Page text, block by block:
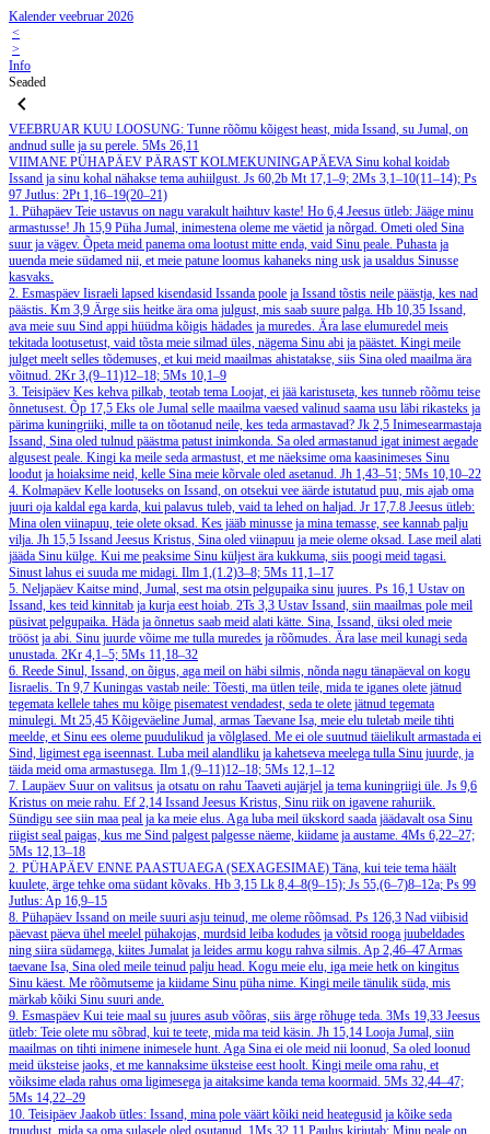
Kalender veebruar 2026
<
>
Info
Seaded
VEEBRUAR KUU LOOSUNG: Tunne rõõmu kõigest heast, mida Issand, su Jumal, on
andnud sulle ja su perele. 5Ms 26,11
VIIMANE PÜHAPÄEV PÄRAST KOLMEKUNINGAPÄEVASinu kohal koidab
Issand ja sinu kohal nähakse tema auhiilgust. Js 60,2b Mt 17,1–9; 2Ms 3,1–10(11–14); Ps
97 Jutlus: 2Pt 1,16–19(20–21)
1. Pühapäev Teie ustavus on nagu varakult haihtuv kaste! Ho 6,4 Jeesus ütleb: Jääge minu
armastusse! Jh 15,9 Püha Jumal, inimestena oleme me väetid ja nõrgad. Ometi oled Sina
suur ja vägev. Õpeta meid panema oma lootust mitte enda, vaid Sinu peale. Puhasta ja
uuenda meie südamed nii, et meie patune loomus kahaneks ning usk ja usaldus Sinusse
kasvaks.
2. Esmaspäev Iisraeli lapsed kisendasid Issanda poole ja Issand tõstis neile päästja, kes nad
päästis. Km 3,9 Ärge siis heitke ära oma julgust, mis saab suure palga. Hb 10,35 Issand,
ava meie suu Sind appi hüüdma kõigis hädades ja muredes. Ära lase elumuredel meis
tekitada lootusetust, vaid tõsta meie silmad üles, nägema Sinu abi ja päästet. Kingi meile
julget meelt selles tõdemuses, et kui meid maailmas ahistatakse, siis Sina oled maailma ära
võitnud. 2Kr 3,(9–11)12–18; 5Ms 10,1–9
3. Teisipäev Kes kehva pilkab, teotab tema Loojat, ei jää karistuseta, kes tunneb rõõmu teise
õnnetusest. Õp 17,5 Eks ole Jumal selle maailma vaesed valinud saama usu läbi rikasteks ja
pärima kuningriiki, mille ta on tõotanud neile, kes teda armastavad? Jk 2,5 Inimesearmastaja
Issand, Sina oled tulnud päästma patust inimkonda. Sa oled armastanud igat inimest aegade
algusest peale. Kingi ka meile seda armastust, et me näeksime oma kaasinimeses Sinu
loodut ja hoiaksime neid, kelle Sina meie kõrvale oled asetanud. Jh 1,43–51; 5Ms 10,10–22
4. Kolmapäev Kelle lootuseks on Issand, on otsekui vee äärde istutatud puu, mis ajab oma
juuri oja kaldal ega karda, kui palavus tuleb, vaid ta lehed on haljad. Jr 17,7.8 Jeesus ütleb:
Mina olen viinapuu, teie olete oksad. Kes jääb minusse ja mina temasse, see kannab palju
vilja. Jh 15,5 Issand Jeesus Kristus, Sina oled viinapuu ja meie oleme oksad. Lase meil alati
jääda Sinu külge. Kui me peaksime Sinu küljest ära kukkuma, siis poogi meid tagasi.
Sinust lahus ei suuda me midagi. Ilm 1,(1.2)3–8; 5Ms 11,1–17
5. Neljapäev Kaitse mind, Jumal, sest ma otsin pelgupaika sinu juures. Ps 16,1 Ustav on
Issand, kes teid kinnitab ja kurja eest hoiab. 2Ts 3,3 Ustav Issand, siin maailmas pole meil
püsivat pelgupaika. Häda ja õnnetus saab meid alati kätte. Sina, Issand, üksi oled meie
trööst ja abi. Sinu juurde võime me tulla muredes ja rõõmudes. Ära lase meil kunagi seda
unustada. 2Kr 4,1–5; 5Ms 11,18–32
6. Reede Sinul, Issand, on õigus, aga meil on häbi silmis, nõnda nagu tänapäeval on kogu
Iisraelis. Tn 9,7 Kuningas vastab neile: Tõesti, ma ütlen teile, mida te iganes olete jätnud
tegemata kellele tahes mu kõige pisematest vendadest, seda te olete jätnud tegemata
minulegi. Mt 25,45 Kõigeväeline Jumal, armas Taevane Isa, meie elu tuletab meile tihti
meelde, et Sinu ees oleme puudulikud ja võlglased. Me ei ole suutnud täielikult armastada ei
Sind, ligimest ega iseennast. Luba meil alandliku ja kahetseva meelega tulla Sinu juurde, ja
täida meid oma armastusega. Ilm 1,(9–11)12–18; 5Ms 12,1–12
7. Laupäev Suur on valitsus ja otsatu on rahu Taaveti aujärjel ja tema kuningriigi üle. Js 9,6
Kristus on meie rahu. Ef 2,14 Issand Jeesus Kristus, Sinu riik on igavene rahuriik.
Sündigu see siin maa peal ja ka meie elus. Aga luba meil ükskord saada jäädavalt osa Sinu
riigist seal paigas, kus me Sind palgest palgesse näeme, kiidame ja austame. 4Ms 6,22–27;
5Ms 12,13–18
2. PÜHAPÄEV ENNE PAASTUAEGA (SEXAGESIMAE) Täna, kui teie tema häält
kuulete, ärge tehke oma südant kõvaks. Hb 3,15 Lk 8,4–8(9–15); Js 55,(6–7)8–12a; Ps 99
Jutlus: Ap 16,9–15
8. Pühapäev Issand on meile suuri asju teinud, me oleme rõõmsad. Ps 126,3 Nad viibisid
päevast päeva ühel meelel pühakojas, murdsid leiba kodudes ja võtsid rooga juubeldades
ning siira südamega, kiites Jumalat ja leides armu kogu rahva silmis. Ap 2,46–47Armas
taevane Isa, Sina oled meile teinud palju head. Kogu meie elu, iga meie hetk on kingitus
Sinu käest. Me rõõmutseme ja kiidame Sinu püha nime. Kingi meile tänulik süda, mis
märkab kõiki Sinu suuri ande.
9. Esmaspäev Kui teie maal su juures asub võõras, siis ärge rõhuge teda. 3Ms 19,33 Jeesus
ütleb: Teie olete mu sõbrad, kui te teete, mida ma teid käsin. Jh 15,14 Looja Jumal, siin
maailmas on tihti inimene inimesele hunt. Aga Sina ei ole meid nii loonud, Sa oled loonud
meid üksteise jaoks, et me kannaksime üksteise eest hoolt. Kingi meile oma rahu, et
võiksime elada rahus oma ligimesega ja aitaksime kanda tema koormaid. 5Ms 32,44–47;
5Ms 14,22–29
10. Teisipäev Jaakob ütles: Issand, mina pole väärt kõiki neid heategusid ja kõike seda
truudust, mida sa oma sulasele oled osutanud. 1Ms 32,11 Paulus kirjutab: Minu peale on